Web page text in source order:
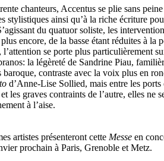
chanteurs, Accentus se plie sans peine
stylistiques ainsi qu’à la riche écriture
du quatuor soliste, les
encore, de la basse étant réduites à la
l’attention se porte plus particulièrement
la légèreté de Sandrine Piau,
baroque, contraste avec la voix plus en
d’Anne-Lise Sollied, mais entre les
les graves contraints de l’autre, elles ne
à l’aise.
artistes présenteront cette Messe en
prochain à Paris, Grenoble et Metz.